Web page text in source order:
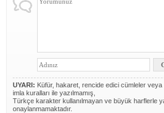
UYARI: Küfür, hakaret, rencide edici cümleler veya
imla kuralları ile yazılmamış,
Türkçe karakter kullanılmayan ve büyük harflerle
onaylanmamaktadır.